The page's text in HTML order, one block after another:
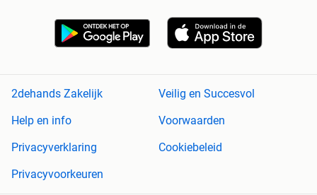
2dehands Zakelijk
Veilig en Succesvol
Help en info
Voorwaarden
Privacyverklaring
Cookiebeleid
Privacyvoorkeuren